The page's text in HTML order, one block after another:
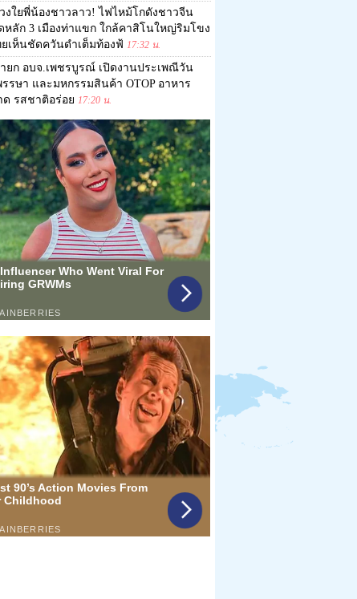
งใยพี่น้องชาวลาว! ไฟไหม้โกดังชาวจีน
หลัก 3 เมืองท่าแขก ใกล้คาสิโนใหญ่ริมโขง
ยเห็นชัดควันดำเต็มท้องฟ้ 17:32 น.
ยก อบจ.เพชรบูรณ์ เปิดงานประเพณีวัน
รรษา และมหกรรมสินค้า OTOP อาหาร
ด รสชาติอร่อย 17:20 น.